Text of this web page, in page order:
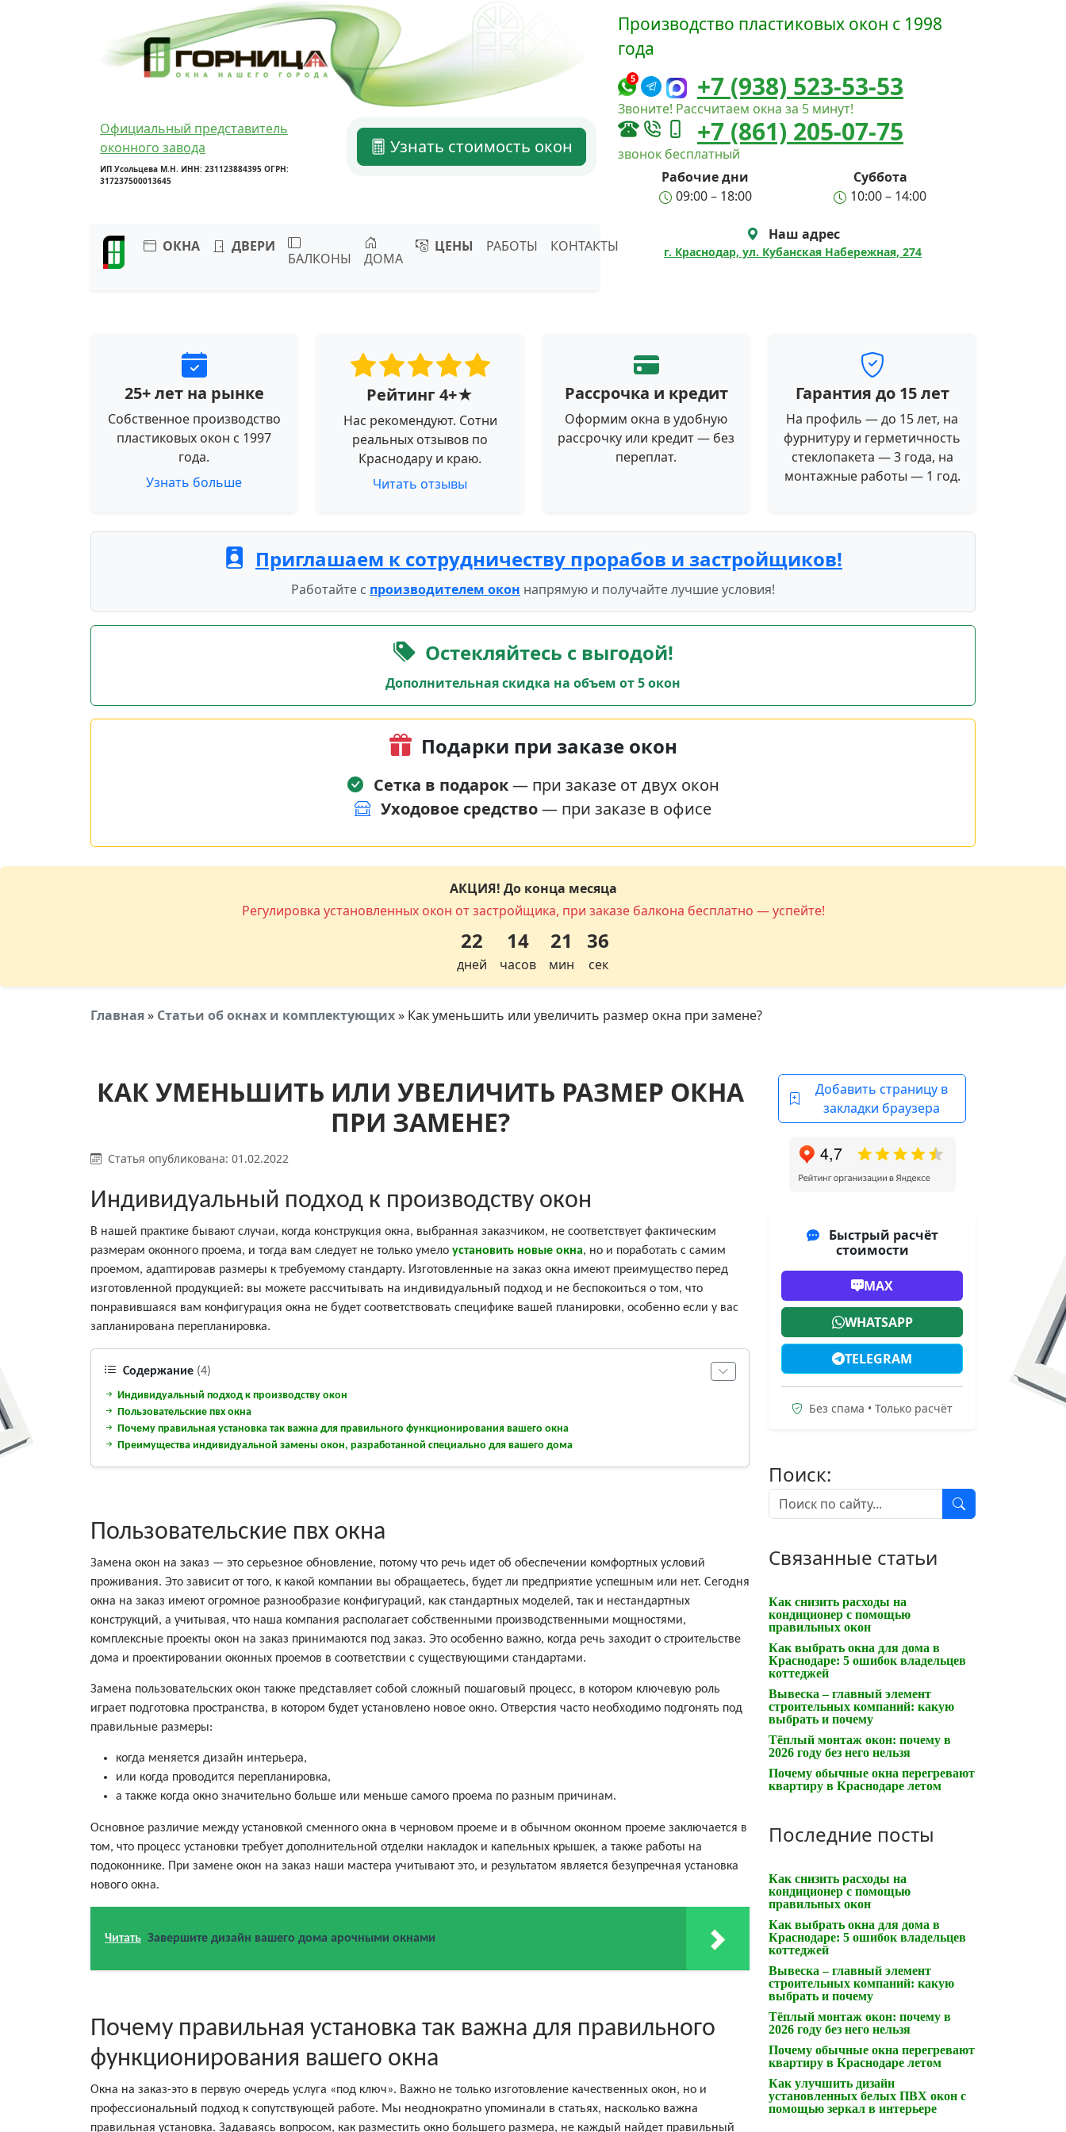
Официальный представитель
оконного завода
ИП Усольцева М.Н. ИНН: 231123884395 ОГРН:
317237500013645
Узнать стоимость окон
ОКНА ДВЕРИ
БАЛКОНЫ ДОМА
ЦЕНЫ РАБОТЫ КОНТАКТЫ
Производство пластиковых окон с 1998
года
5 +7 (938) 523-53-53
Звоните! Рассчитаем окна за 5 минут!
+7 (861) 205-07-75
звонок бесплатный
Рабочие дни
Суббота
09:00 – 18:00
10:00 – 14:00
Наш адрес
г. Краснодар, ул. Кубанская Набережная, 274
25+ лет на рынке
Собственное производство
пластиковых окон с 1997
года.
Узнать больше
Рейтинг 4+★
Нас рекомендуют. Сотни
реальных отзывов по
Краснодару и краю.
Читать отзывы
Рассрочка и кредит
Оформим окна в удобную
рассрочку или кредит — без
переплат.
Гарантия до 15 лет
На профиль — до 15 лет, на
фурнитуру и герметичность
стеклопакета — 3 года, на
монтажные работы — 1 год.
Приглашаем к сотрудничеству прорабов и застройщиков!
Работайте с производителем окон напрямую и получайте лучшие условия!
Остекляйтесь с выгодой!
Дополнительная скидка на объем от 5 окон
Подарки при заказе окон
Сетка в подарок— при заказе от двух окон
Уходовое средство— при заказе в офисе
АКЦИЯ! До конца месяца
Регулировка установленных окон от застройщика, при заказе балкона бесплатно — успейте!
22
дней
14
часов
21
мин
35
сек
Главная» Статьи об окнах и комплектующих» Как уменьшить или увеличить размер окна при замене?
КАК УМЕНЬШИТЬ ИЛИ УВЕЛИЧИТЬ РАЗМЕР ОКНА
ПРИ ЗАМЕНЕ?
Статья опубликована: 01.02.2022
Индивидуальный подход к производству окон
В нашей практике бывают случаи, когда конструкция окна, выбранная заказчиком, не соответствует фактическим
размерам оконного проема, и тогда вам следует не только умело установить новые окна, но и поработать с самим
проемом, адаптировав размеры к требуемому стандарту. Изготовленные на заказ окна имеют преимущество перед
изготовленной продукцией: вы можете рассчитывать на индивидуальный подход и не беспокоиться о том, что
понравившаяся вам конфигурация окна не будет соответствовать специфике вашей планировки, особенно если у вас
запланирована перепланировка.
Содержание (4)
Индивидуальный подход к производству окон
Пользовательские пвх окна
Почему правильная установка так важна для правильного функционирования вашего окна
Преимущества индивидуальной замены окон, разработанной специально для вашего дома
Пользовательские пвх окна
Замена окон на заказ — это серьезное обновление, потому что речь идет об обеспечении комфортных условий
проживания. Это зависит от того, к какой компании вы обращаетесь, будет ли предприятие успешным или нет. Сегодня
окна на заказ имеют огромное разнообразие конфигураций, как стандартных моделей, так и нестандартных
конструкций, а учитывая, что наша компания располагает собственными производственными мощностями,
комплексные проекты окон на заказ принимаются под заказ. Это особенно важно, когда речь заходит о строительстве
дома и проектировании оконных проемов в соответствии с существующими стандартами.
Замена пользовательских окон также представляет собой сложный пошаговый процесс, в котором ключевую роль
играет подготовка пространства, в котором будет установлено новое окно. Отверстия часто необходимо подгонять под
правильные размеры:
когда меняется дизайн интерьера,
или когда проводится перепланировка,
а также когда окно значительно больше или меньше самого проема по разным причинам.
Основное различие между установкой сменного окна в черновом проеме и в обычном оконном проеме заключается в
том, что процесс установки требует дополнительной отделки накладок и капельных крышек, а также работы на
подоконнике. При замене окон на заказ наши мастера учитывают это, и результатом является безупречная установка
нового окна.
Читать Завершите дизайн вашего дома арочными окнами
Почему правильная установка так важна для правильного
функционирования вашего окна
Окна на заказ-это в первую очередь услуга «под ключ». Важно не только изготовление качественных окон, но и
профессиональный подход к сопутствующей работе. Мы неоднократно упоминали в статьях, насколько важна
правильная установка. Задаваясь вопросом, как разместить окно большего размера, не каждый найдет правильный
Добавить страницу в
закладки браузера
Быстрый расчёт
стоимости
MAX
WHATSAPP
TELEGRAM
Без спама • Только расчёт
Поиск:
Связанные статьи
Как снизить расходы на
кондиционер с помощью
правильных окон
Как выбрать окна для дома в
Краснодаре: 5 ошибок владельцев
коттеджей
Вывеска – главный элемент
строительных компаний: какую
выбрать и почему
Тёплый монтаж окон: почему в
2026 году без него нельзя
Почему обычные окна перегревают
квартиру в Краснодаре летом
Последние посты
Как снизить расходы на
кондиционер с помощью
правильных окон
Как выбрать окна для дома в
Краснодаре: 5 ошибок владельцев
коттеджей
Вывеска – главный элемент
строительных компаний: какую
выбрать и почему
Тёплый монтаж окон: почему в
2026 году без него нельзя
Почему обычные окна перегревают
квартиру в Краснодаре летом
Как улучшить дизайн
установленных белых ПВХ окон с
помощью зеркал в интерьере